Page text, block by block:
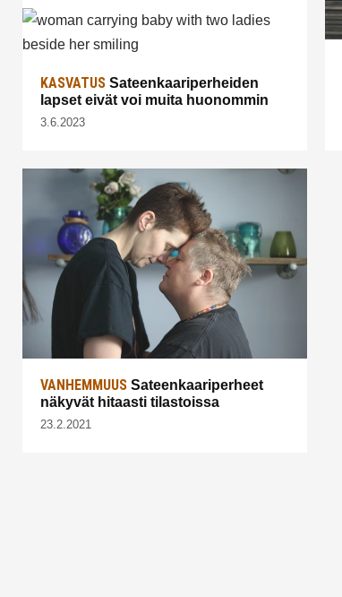
KASVATUS Sateenkaariperheiden
lapset eivät voi muita huonommin
3.6.2023
VANHEMMUUS Sateenkaariperheet
näkyvät hitaasti tilastoissa
23.2.2021